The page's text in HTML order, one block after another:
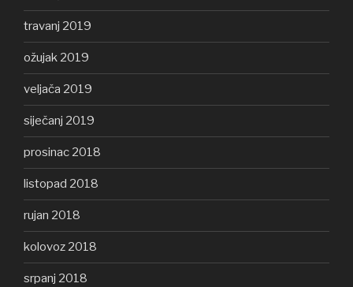
travanj 2019
ožujak 2019
veljača 2019
siječanj 2019
prosinac 2018
listopad 2018
rujan 2018
kolovoz 2018
srpanj 2018